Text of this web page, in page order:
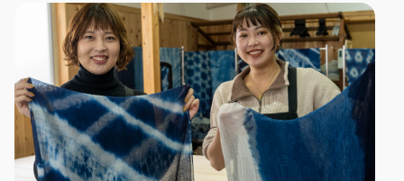
テンツもあります。 【プラン内容】 地元食材を使った家庭料理
を共同調理し実食。 ◇料金（お一人様） （小学生以上）：
4,400円 ◇時間・期間 体験可能な時間： ① 10:00～（要相談）
所要時間：約2時間 ◇人数・年齢制限 最少催行人数：2名 最高
人数：4名 ※1名の場合は要相談・内容により実施可否判断 ◇注
意事項 ・冬季のご来訪について： ① 冬季は雪が降る場合があ
ります。 ノーマルタイヤでの走行は大変危険ですのでお控えく
ださい。 ② 集落までは山道や急な坂道がございます。 ③ 運転
に不安のある方や、雪道に慣れていない方は、 タクシーの利用